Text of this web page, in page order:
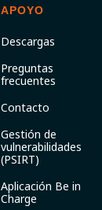
APOYO
Descargas
Preguntas
frecuentes
Contacto
Gestión de
vulnerabilidades
(PSIRT)
Aplicación Be in
Charge